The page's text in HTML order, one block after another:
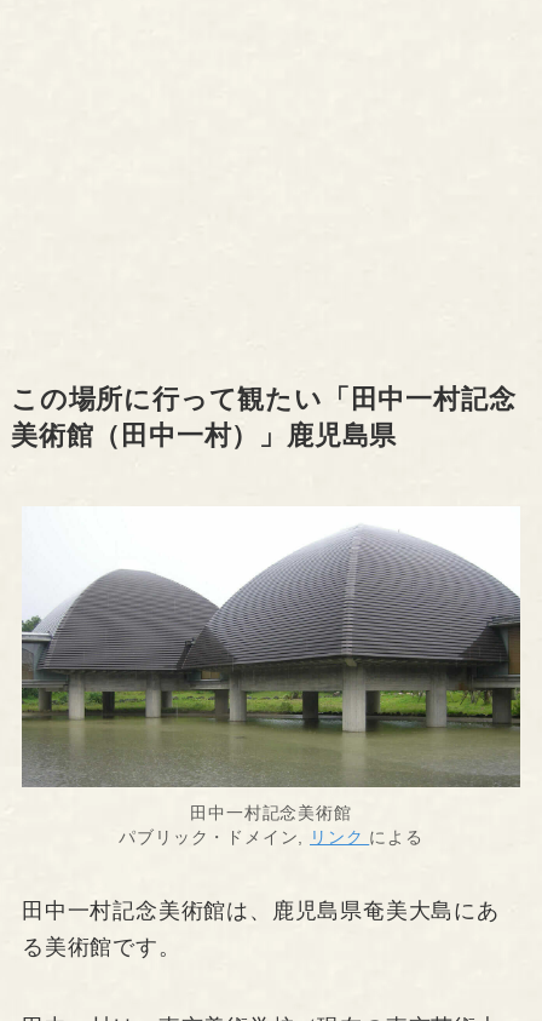
この場所に行って観たい「田中一村記念
美術館（田中一村）」鹿児島県
田中一村記念美術館
パブリック・ドメイン,
リンク による
田中一村記念美術館は、鹿児島県奄美大島にあ
る美術館です。